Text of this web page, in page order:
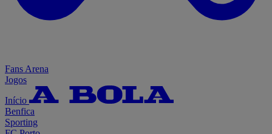
Fans Arena
Jogos
Início
Benfica
Sporting